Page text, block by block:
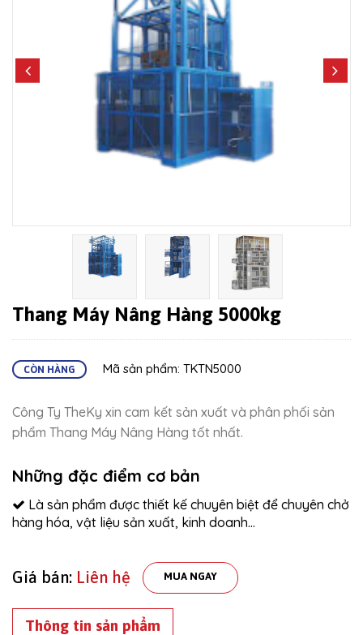
Thang Máy Nâng Hàng 5000kg
CÒN HÀNG Mã sản phẩm: TKTN5000
Công Ty TheKy xin cam kết sản xuất và phân phối sản
phẩm Thang Máy Nâng Hàng tốt nhất.
Những đặc điểm cơ bản
Là sản phẩm được thiết kế chuyên biệt để chuyên chở
hàng hóa, vật liệu sản xuất, kinh doanh…
Giá bán: Liên hệ MUA NGAY
Thông tin sản phẩm